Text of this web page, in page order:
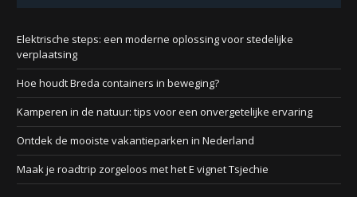
Elektrische steps: een moderne oplossing voor stedelijke
verplaatsing
Hoe houdt Breda containers in beweging?
Kamperen in de natuur: tips voor een onvergetelijke ervaring
Ontdek de mooiste vakantieparken in Nederland
Maak je roadtrip zorgeloos met het E vignet Tsjechie